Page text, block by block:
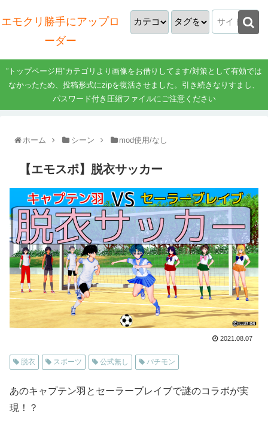
エモクリ勝手にアップロ
ーダー
”トップページ用”カテゴリより画像をお借りしてます/対策として有効では
なかったため、投稿形式にzipを復活させました。引き続きなりすまし、
パスワード付き圧縮ファイルにご注意ください
ホーム シーン mod使用/なし
【エモスポ】脱衣サッカー
2021.08.07
脱衣 スポーツ 公式無し パチモン
あのキャプテン羽とセーラーブレイブで謎のコラボが実
現！？